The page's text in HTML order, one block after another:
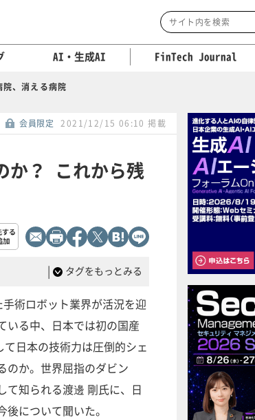
AI・生成AI FinTech Journal
、消える病院
会員限定 2021/12/15 06:10 掲載
か？ これから残
| タグをもっとみる
術ロボット業界が活況を迎
いる中、日本では初の国産
日本の技術力は圧倒的シェ
のか。世界屈指のダビン
て知られる渡邊 剛氏に、日
について聞いた。